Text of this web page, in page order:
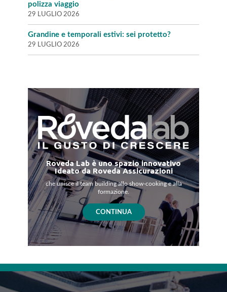
polizza viaggio
29 LUGLIO 2026
Grandine e temporali estivi: sei protetto?
29 LUGLIO 2026
Roveda Lab è uno spazio innovativo
Ideato da Roveda Assicurazioni
che unisce il team building allo show-cooking e alla
formazione.
CONTINUA